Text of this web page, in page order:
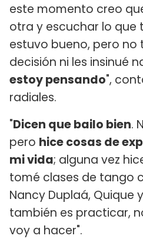
este momento creo
otra y escuchar lo que
estuvo bueno, pero no
decisión ni les insinué
estoy pensando",
radiales.
"Dicen que bailo bien.
pero hice cosas de
mi vida; alguna vez
tomé clases de tango
Nancy Duplaá, Quique
también es practicar,
voy a hacer".